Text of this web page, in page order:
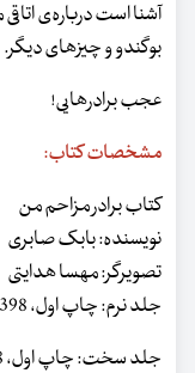
آشنا است درباره‌ی
بوگندو و چیزهای دیگر.
عجب برادرهایی!‍
مشخصات کتاب:
کتاب برادر مزاحم من
نویسنده: بابک صابری
تصویرگر: مهسا هدایتی
جلد نرم: چاپ اول، 1398 شابک: 978-622-6630-11-5
جلد سخت: چاپ اول، 1398 شابک: 978-622-6630-12-2